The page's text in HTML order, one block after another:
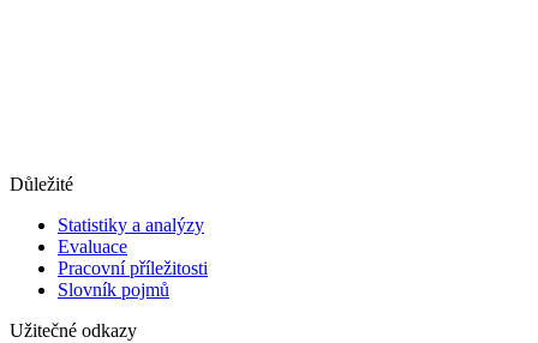
Důležité
Statistiky a analýzy
Evaluace
Pracovní příležitosti
Slovník pojmů
Užitečné odkazy